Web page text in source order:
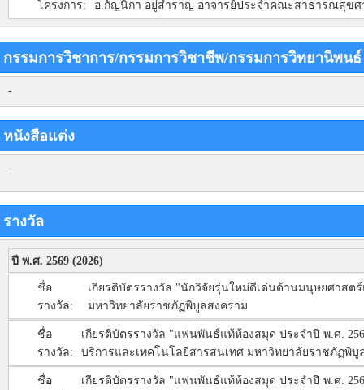
โครงการ:
อ.กัญนิกา อยู่สำราญ อาจารย์ประจำคณะสาธารณสุข
กรรมการวิชาการ/กรรมการวิชาชีพ/กรรมการวิทยานิพน
-
หนังสือแต่ง
-
รางวัล
ปี พ.ศ. 2569 (2026)
ชื่อ
รางวัล:
เกียรติบัตรรางวัล "นักวิจัยรุ่นใหม่ดีเด่นด้านมนุษยศาส
มหาวิทยาลัยราชภัฏพิบูลสงคราม
ชื่อ
รางวัล:
เกียรติบัตรรางวัล "แฟนพันธ์แท้ห้องสมุด ประจำปี พ.ศ.
บริการและเทคโนโลยีสารสนเทศ มหาวิทยาลัยราชภัฏพิบู
ชื่อ
เกียรติบัตรรางวัล "แฟนพันธ์แท้ห้องสมุด ประจำปี พ.ศ.